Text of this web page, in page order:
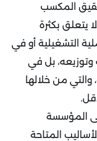
المكسب
يتعلق بكثرة
التشغيلية أو في
وتوزيعه، بل في
والتي من خلالها
المؤسسة
المتاحة